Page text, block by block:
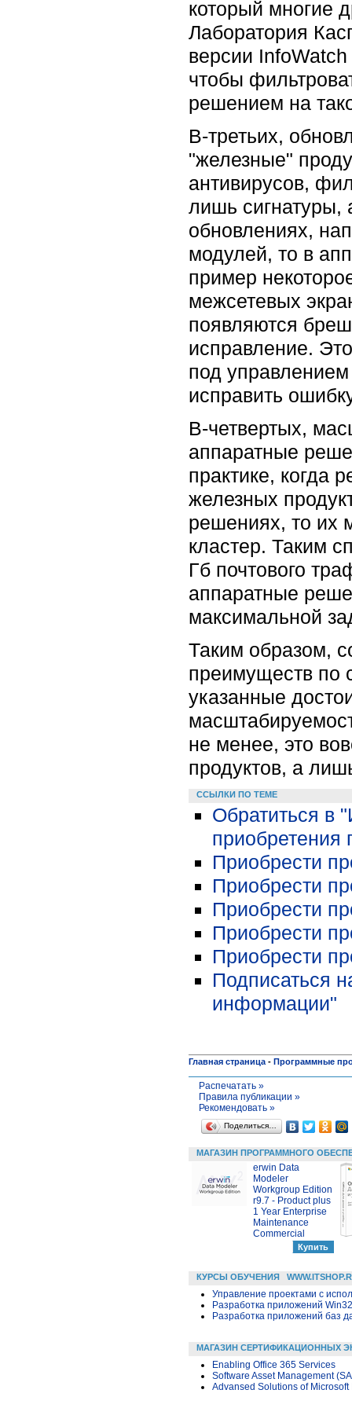
который многие
Лаборатория
версии
чтобы
решением на
В-третьих,
"железные"
антивирусов,
лишь сигнатуры,
обновлениях,
модулей, то в
пример
межсетевых
появляются
исправление.
под
исправить
В-четвертых,
аппаратные
практике, когда
железных
решениях, то их
кластер. Таким
Гб почтового
аппаратные
максимальной
Таким образом,
преимуществ по
указанные
не менее, это
продуктов, а
ССЫЛКИ ПО ТЕМЕ
Обратиться в
приобретения
Приобрести
Приобрести
Приобрести
Приобрести
Приобрести
Подписаться
информации"
Главная страница - Программные
Распечатать »
Правила публикации »
Рекомендовать »
Поделиться…
МАГАЗИН ПРОГРАММНОГО
erwin Data
Modeler
Workgroup Edition
r9.7 - Product plus
1 Year Enterprise
Maintenance
Commercial
КУРСЫ ОБУЧЕНИЯ
Управление проектами с
Разработка приложений
Разработка приложений баз
МАГАЗИН СЕРТИФИКАЦИОННЫХ
Enabling Office 365 Services
Software Asset Management
Advansed Solutions of